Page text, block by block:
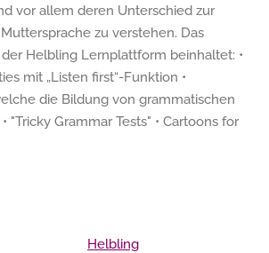
vor allem deren Unterschied zur
zu verstehen. Das
Helbling Lernplattform beinhaltet: •
mit „Listen first“-Funktion •
die Bildung von grammatischen
"Tricky Grammar Tests" • Cartoons for
Helbling